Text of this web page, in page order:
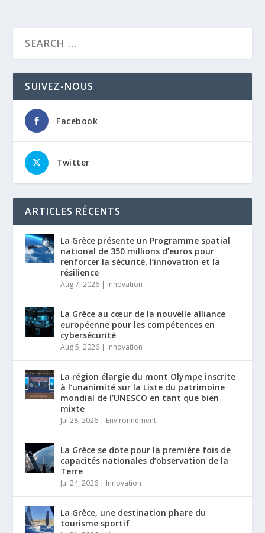
SUIVEZ-NOUS
Facebook
Twitter
ARTICLES RÉCENTS
La Grèce présente un Programme spatial
national de 350 millions d’euros pour
renforcer la sécurité, l’innovation et la
résilience
Aug 7, 2026 | Innovation
La Grèce au cœur de la nouvelle alliance
européenne pour les compétences en
cybersécurité
Aug 5, 2026 | Innovation
La région élargie du mont Olympe inscrite
à l’unanimité sur la Liste du patrimoine
mondial de l’UNESCO en tant que bien
mixte
Jul 28, 2026 | Environnement
La Grèce se dote pour la première fois de
capacités nationales d’observation de la
Terre
Jul 24, 2026 | Innovation
La Grèce, une destination phare du
tourisme sportif